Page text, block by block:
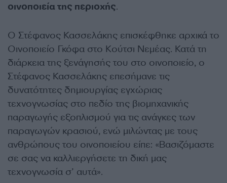
οινοποιεία της περιοχής.
Ο Στέφανος Κασσελάκης επισκέφθηκε αρχικά το
Οινοποιείο Γκόφα στο Κούτσι Νεμέας. Κατά τη
διάρκεια της ξενάγησής του στο οινοποιείο, ο
Στέφανος Κασσελάκης επεσήμανε τις
δυνατότητες δημιουργίας εγχώριας
τεχνογνωσίας στο πεδίο της βιομηχανικής
παραγωγής εξοπλισμού για τις ανάγκες των
παραγωγών κρασιού, ενώ μιλώντας με τους
ανθρώπους του οινοποιείου είπε: «Βασιζόμαστε
σε σας να καλλιεργήσετε τη δική μας
τεχνογνωσία σ’ αυτά».